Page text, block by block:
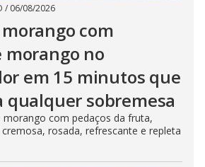
/ 06/08/2026
com
morango no
em 15 minutos que
sobremesa
morango com pedaços da fruta,
rosada, refrescante e repleta